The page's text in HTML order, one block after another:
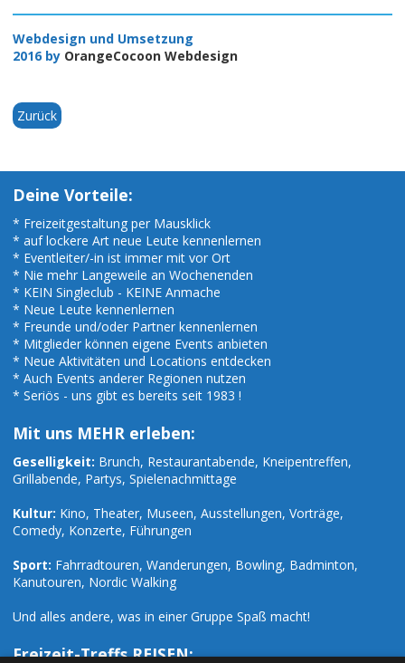
Webdesign und Umsetzung
2016 by OrangeCocoon Webdesign
Zurück
Deine Vorteile:
* Freizeitgestaltung per Mausklick
* auf lockere Art neue Leute kennenlernen
* Eventleiter/-in ist immer mit vor Ort
* Nie mehr Langeweile an Wochenenden
* KEIN Singleclub - KEINE Anmache
* Neue Leute kennenlernen
* Freunde und/oder Partner kennenlernen
* Mitglieder können eigene Events anbieten
* Neue Aktivitäten und Locations entdecken
* Auch Events anderer Regionen nutzen
* Seriös - uns gibt es bereits seit 1983 !
Mit uns MEHR erleben:
Geselligkeit: Brunch, Restaurantabende, Kneipentreffen,
Grillabende, Partys, Spielenachmittage
Kultur: Kino, Theater, Museen, Ausstellungen, Vorträge,
Comedy, Konzerte, Führungen
Sport: Fahrradtouren, Wanderungen, Bowling, Badminton,
Kanutouren, Nordic Walking
Und alles andere, was in einer Gruppe Spaß macht!
Freizeit-Treffs REISEN: